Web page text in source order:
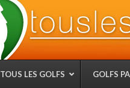
TOUS LES GOLFS GOLFS